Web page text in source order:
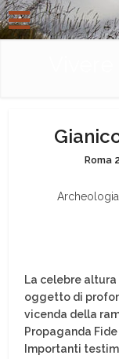
Roma
La celebre
oggetto di
vicenda della
Propaganda
Importanti